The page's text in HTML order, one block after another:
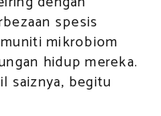
spesis
mikrobiom
hidup mereka.
saiznya, begitu